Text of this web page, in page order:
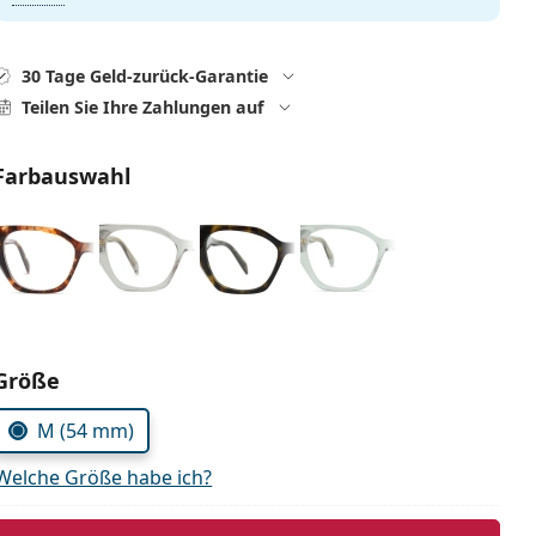
30 Tage Geld-zurück-Garantie
Teilen Sie Ihre Zahlungen auf
wählen
M (54 mm)
Größe habe ich?